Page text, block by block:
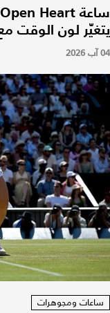
يتغيّر لون الوقت
04 آب 2026
ساعات ومجوهرات